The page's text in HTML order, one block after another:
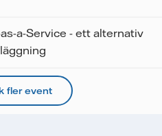
a-Service - ett alternativ
fler event